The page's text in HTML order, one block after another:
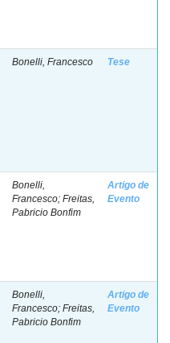
Bonelli, Francesco Tese
Bonelli,
Francesco; Freitas,
Pabricio Bonfim
Artigo de
Evento
Bonelli,
Francesco; Freitas,
Pabricio Bonfim
Artigo de
Evento